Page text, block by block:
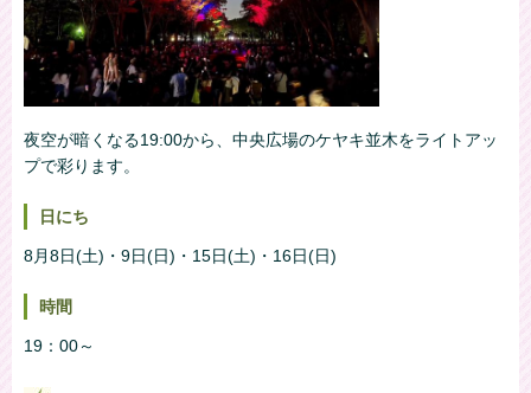
夜空が暗くなる19:00から、中央広場のケヤキ並木をライトアッ
プで彩ります。
日にち
8月8日(土)・9日(日)・15日(土)・16日(日)
時間
19：00～